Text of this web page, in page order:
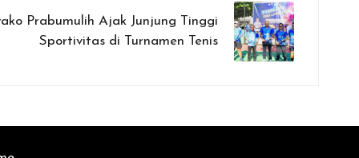
Prabumulih Ajak Junjung Tinggi
Sportivitas di Turnamen Tenis